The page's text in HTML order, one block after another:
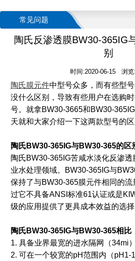
常见问题
陶氏反渗透膜BW30-365IG
别
时间:2020-06-15 浏览
陶氏膜元件中型号众多，而有些型
没什么区别，导致有些用户在选购
号。就拿BW30-3665和BW30-
天就和大家介绍一下这两款型号的区
陶氏BW30-365IG与BW30-365的区
陶氏BW30-365IG苦咸水淡化反渗
业水处理领域。BW30-365IG与
保持了与BW30-365膜元件相同的
过它不具备ANSI标准61认证或是
级的应用提供了更具成本效益的选择
陶氏BW30-365IG与BW30-365相比
1. 具备业界最宽的进水隔网（34mi
2. 可在一个较宽的pH范围内（pH1-